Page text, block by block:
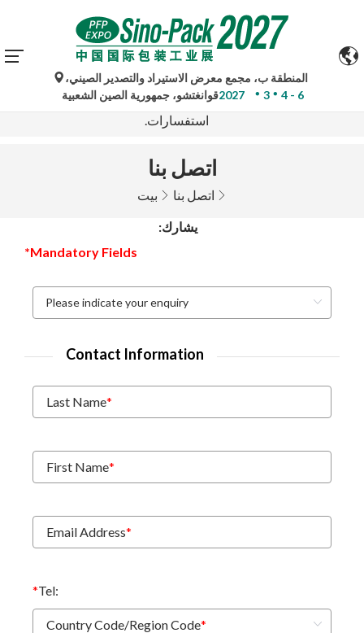
تُستخدم الترجمات الآلية من جوجل لأغراض مرجعية فقط وقد
تكون غير دقيقة. يُرجى الرجوع إلى النسخة الأصلية لأي
استفسارات.
المنطقة ب، مجمع معرض الاستيراد والتصدير الصيني،
قوانغتشو، جمهورية الصين الشعبية2027 3 4 - 6
اتصل بنا
بيت اتصل بنا
يشارك:
*Mandatory Fields
Contact Information
Last Name*
First Name*
Email Address*
*Tel:
Country Code/Region Code*